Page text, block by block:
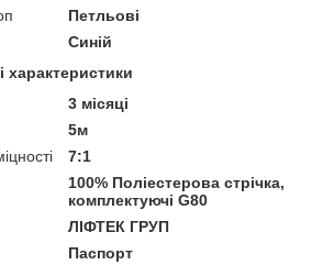
Петльові
Синій
характеристики
3 місяці
5м
7:1
100% Поліестерова стрічка,
комплектуючі G80
ЛІФТЕК ГРУП
Паспорт